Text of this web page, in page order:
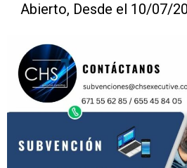
Abierto, Desde el 10/07/